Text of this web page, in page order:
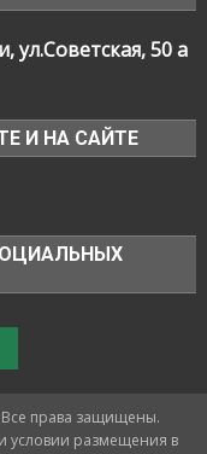
ул.Советская, 50 а
И НА САЙТЕ
права защищены.
условии размещения в